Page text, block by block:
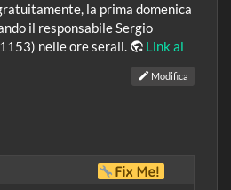
la prima domenica
il responsabile Sergio
nelle ore serali.
Link al
Modifica